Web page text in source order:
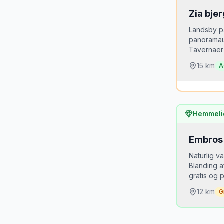
Zia
Landsby
15 km
Kos er
Naturlig
Blanding
gratis og
12 km